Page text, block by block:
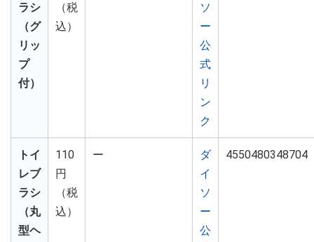
ラシ
（グ
リッ
プ
付）
（税
込）
ソ
ー
公
式
リ
ン
ク
トイ
レブ
ラシ
（丸
型ヘ
110
円
（税
込）
ー
ダ
イ
ソ
ー
公
4550480348704